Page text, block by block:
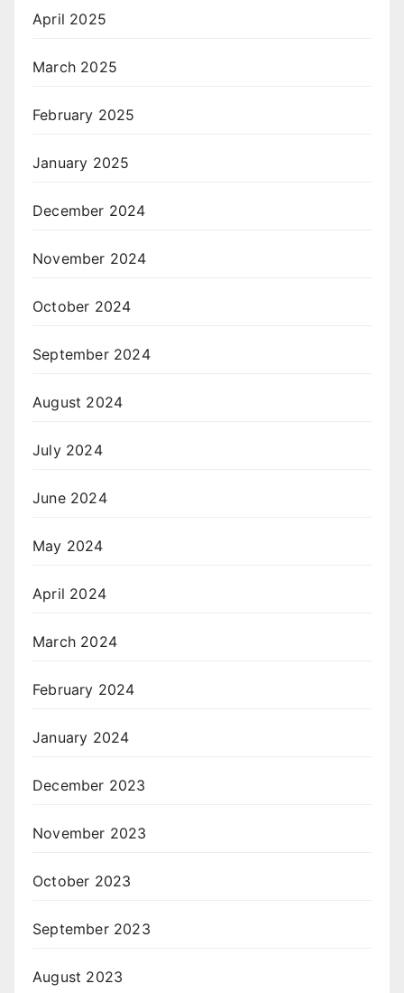
April 2025
March 2025
February 2025
January 2025
December 2024
November 2024
October 2024
September 2024
August 2024
July 2024
June 2024
May 2024
April 2024
March 2024
February 2024
January 2024
December 2023
November 2023
October 2023
September 2023
August 2023